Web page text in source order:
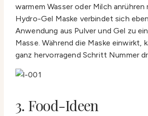
warmem Wasser oder Milch anrühren
Hydro-Gel Maske verbindet sich
Anwendung aus Pulver und Gel zu
Masse. Während die Maske einwirkt,
ganz hervorragend Schritt Nummer
3. Food-Ideen